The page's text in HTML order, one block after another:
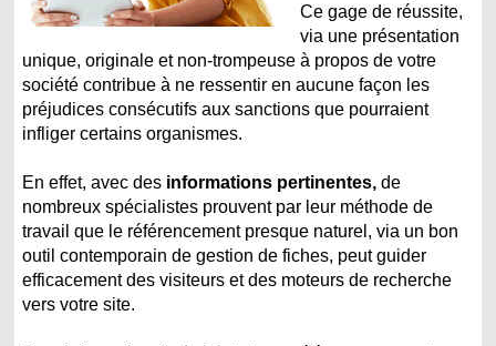
Ce gage de réussite,
via une présentation
unique, originale et non-trompeuse à propos de votre
société contribue à ne ressentir en aucune façon les
préjudices consécutifs aux sanctions que pourraient
infliger certains organismes.
En effet, avec des informations pertinentes, de
nombreux spécialistes prouvent par leur méthode de
travail que le référencement presque naturel, via un bon
outil contemporain de gestion de fiches, peut guider
efficacement des visiteurs et des moteurs de recherche
vers votre site.